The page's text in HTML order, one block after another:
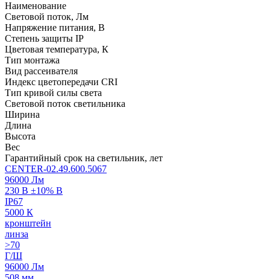
Наименование
Световой поток, Лм
Напряжение питания, В
Степень защиты IP
Цветовая температура, К
Тип монтажа
Вид рассеивателя
Индекс цветопередачи CRI
Тип кривой силы света
Световой поток светильника
Ширина
Длина
Высота
Вес
Гарантийный срок на светильник, лет
CENTER-02.49.600.5067
96000 Лм
230 В ±10% В
IP67
5000 К
кронштейн
линза
>70
Г/Ш
96000 Лм